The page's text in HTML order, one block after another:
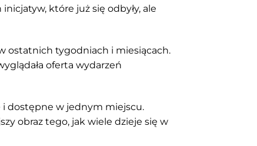
które już się odbyły, ale
ostatnich tygodniach i miesiącach.
oferta wydarzeń
i dostępne w jednym miejscu.
obraz tego, jak wiele dzieje się w